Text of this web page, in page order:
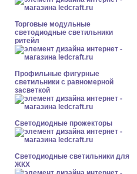
Торговые модульные
светодиодные светильники
ритейл
Профильные фигурные
светильники с равномерной
засветкой
Светодиодные прожекторы
Светодиодные светильники для
ЖКХ